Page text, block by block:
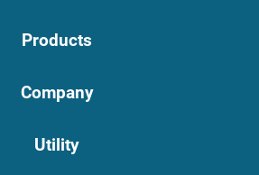
Products
Company
Utility